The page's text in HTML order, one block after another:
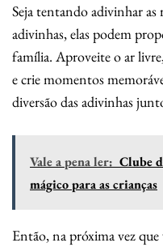
Seja tentando adivinhar as
adivinhas, elas podem
família. Aproveite o ar
e crie momentos
diversão das adivinhas
Vale a pena ler: Clube
mágico para as crianças
Então, na próxima vez